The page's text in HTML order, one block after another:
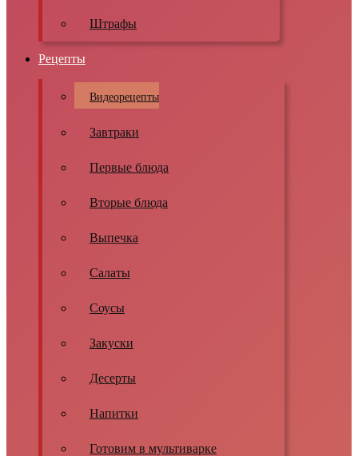
Штрафы
Рецепты
Видеорецепты
Завтраки
Первые блюда
Вторые блюда
Выпечка
Салаты
Соусы
Закуски
Десерты
Напитки
Готовим в мультиварке